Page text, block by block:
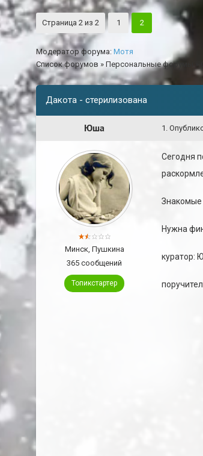
Страница 2 из 2 1 2
Модератор форума: Мотя
Список форумов » Персональные форумы
Дакота - стерилизована
Юша 1 .
Минск, Пушкина
365 сообщений
Топикстартер
Сегодня
Знакомые
Нужна
куратор: